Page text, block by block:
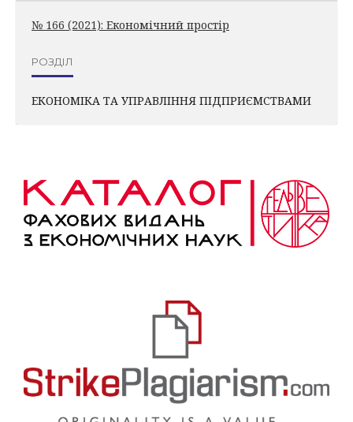
№ 166 (2021): Економічний простір
РОЗДІЛ
ЕКОНОМІКА ТА УПРАВЛІННЯ ПІДПРИЄМСТВАМИ